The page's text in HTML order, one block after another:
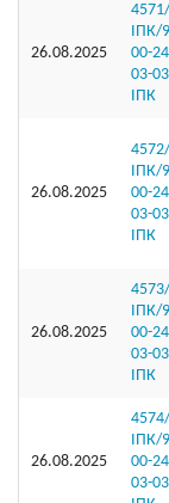
26.08.2025
4571/
ІПК/
00-
03-03
ІПК
26.08.2025
4572/
ІПК/
00-
03-03
ІПК
26.08.2025
4573/
ІПК/
00-
03-03
ІПК
26.08.2025
4574/
ІПК/
00-
03-03